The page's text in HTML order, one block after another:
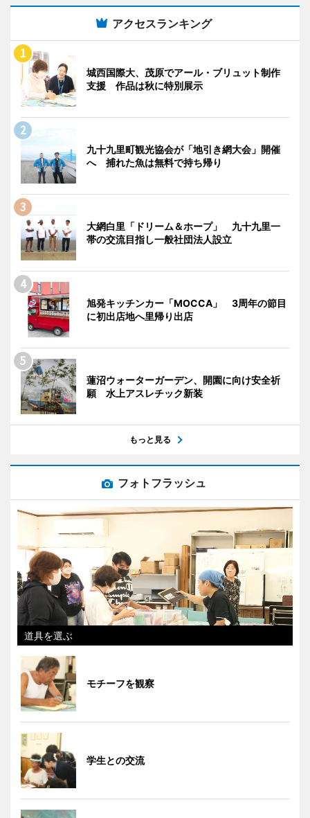
アクセスランキング
城西国際大、茂原でアール・ブリュット制作
支援 作品は秋に特別展示
九十九里町観光協会が「地引き網大会」開催
へ 捕れた魚は無料で持ち帰り
大網白里「ドリーム＆ホープ」 九十九里一
帯の交流目指し一般社団法人設立
旭発キッチンカー「MOCCA」 3周年の節目
に初出店地へ里帰り出店
蓮沼ウォーターガーデン、開園に向け安全祈
願 水上アスレチック新装
もっと見る
フォトフラッシュ
道具を選ぶ
モチーフを観察
学生との交流